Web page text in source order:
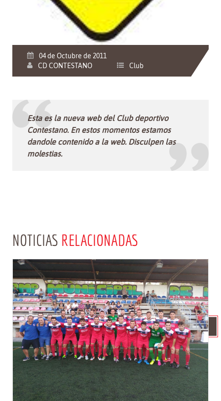
VOLVER NOTICIERO
04 de Octubre de 2011
CD CONTESTANO
Club
Esta es la nueva web del Club deportivo
Contestano. En estos momentos estamos
dandole contenido a la web. Disculpen las
molestias.
NOTICIAS RELACIONADAS